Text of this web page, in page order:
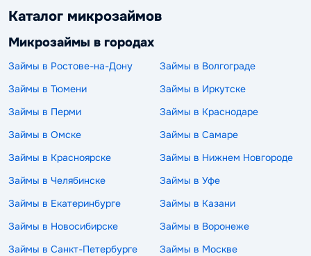
Каталог микрозаймов
Микрозаймы в городах
Займы в Ростове-на-Дону
Займы в Волгограде
Займы в Тюмени
Займы в Иркутске
Займы в Перми
Займы в Краснодаре
Займы в Омске
Займы в Самаре
Займы в Красноярске
Займы в Нижнем Новгороде
Займы в Челябинске
Займы в Уфе
Займы в Екатеринбурге
Займы в Казани
Займы в Новосибирске
Займы в Воронеже
Займы в Санкт-Петербурге
Займы в Москве